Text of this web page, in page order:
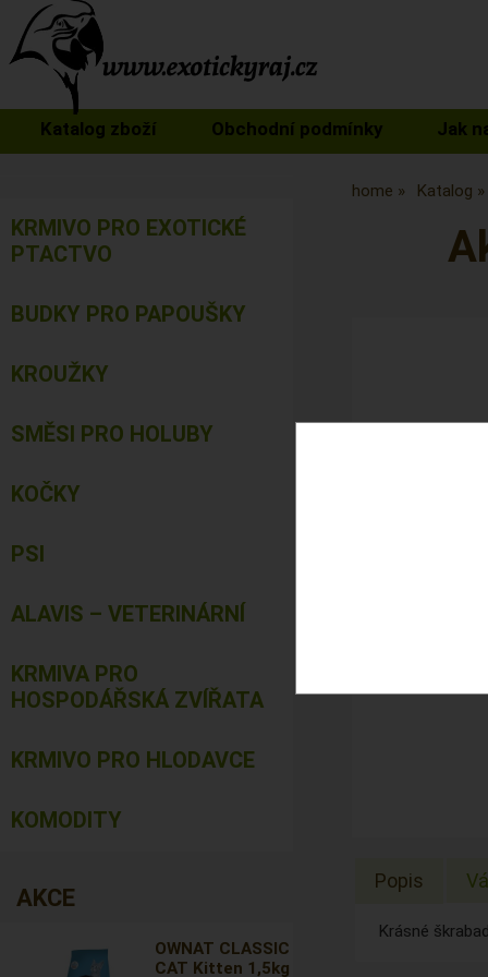
Katalog zboží Obchodní podmínky Jak
home Katalog
Popis
Krásné
KRMIVO PRO EXOTICKÉ
PTACTVO
BUDKY PRO PAPOUŠKY
KROUŽKY
SMĚSI PRO HOLUBY
KOČKY
PSI
ALAVIS – VETERINÁRNÍ
KRMIVA PRO
HOSPODÁŘSKÁ ZVÍŘATA
KRMIVO PRO HLODAVCE
KOMODITY
AKCE
OWNAT CLASSIC
CAT Kitten 1,5kg